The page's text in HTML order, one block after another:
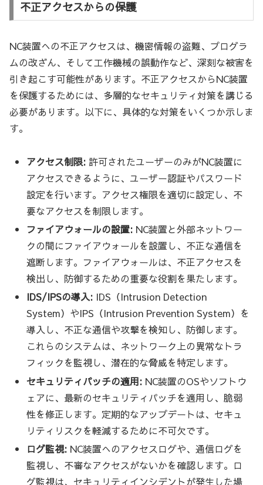
不正アクセスからの保護
NC装置への不正アクセスは、機密情報の盗難、プログラ
ムの改ざん、そして工作機械の誤動作など、深刻な被害を
引き起こす可能性があります。不正アクセスからNC装置
を保護するためには、多層的なセキュリティ対策を講じる
必要があります。以下に、具体的な対策をいくつか示しま
す。
アクセス制限: 許可されたユーザーのみがNC装置に
アクセスできるように、ユーザー認証やパスワード
設定を行います。アクセス権限を適切に設定し、不
要なアクセスを制限します。
ファイアウォールの設置: NC装置と外部ネットワー
クの間にファイアウォールを設置し、不正な通信を
遮断します。ファイアウォールは、不正アクセスを
検出し、防御するための重要な役割を果たします。
IDS/IPSの導入: IDS（Intrusion Detection
System）やIPS（Intrusion Prevention System）を
導入し、不正な通信や攻撃を検知し、防御します。
これらのシステムは、ネットワーク上の異常なトラ
フィックを監視し、潜在的な脅威を特定します。
セキュリティパッチの適用: NC装置のOSやソフトウ
ェアに、最新のセキュリティパッチを適用し、脆弱
性を修正します。定期的なアップデートは、セキュ
リティリスクを軽減するために不可欠です。
ログ監視: NC装置へのアクセスログや、通信ログを
監視し、不審なアクセスがないかを確認します。ロ
グ監視は、セキュリティインシデントが発生した場